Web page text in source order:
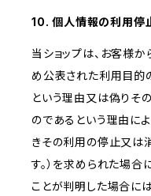
10. 個人情報の利用停
当ショップは、お客様
め公表された利用目的
という理由又は偽りそ
のであるという理由に
きその利用の停止又は
す。）を求められた場合
ことが判明した場合に